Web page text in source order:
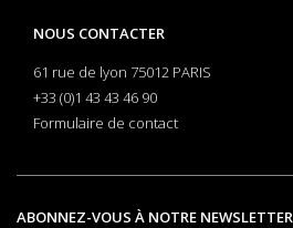
NOUS CONTACTER
61 rue de lyon 75012 PARIS
+33 (0)1 43 43 46 90
Formulaire de contact
ABONNEZ-VOUS À NOTRE